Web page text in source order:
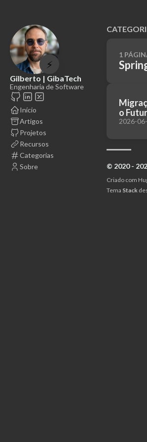
⚡
Gilberto | GibaTech
Engenharia de Software
Início
Artigos
Projetos
Recursos
Categorias
Sobre
1
o
2026-
© 2020 -
Criado com
Tema Stack